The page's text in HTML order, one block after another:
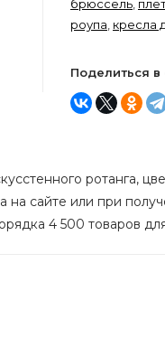
брюссель
роупа кресла
Поделиться в
ротанга,
сайте или при
4 500 товаров